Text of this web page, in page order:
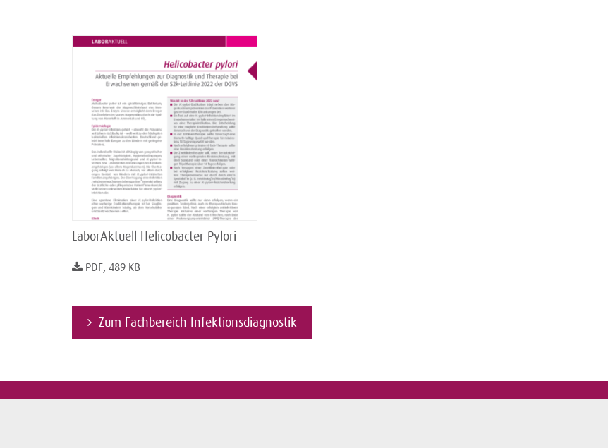
LaborAktuell Helicobacter Pylori
PDF, 489 KB
Zum Fachbereich Infektionsdiagnostik